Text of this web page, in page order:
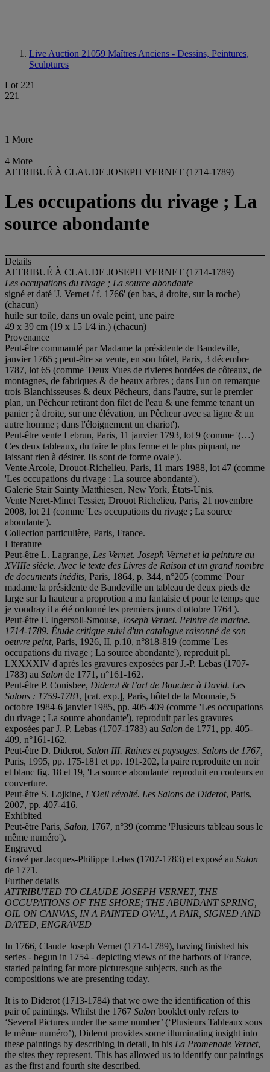
Live Auction 21059 Maîtres Anciens - Dessins, Peintures,
Sculptures
Lot 221
221
1 More
4 More
ATTRIBUÉ À CLAUDE JOSEPH VERNET (1714-1789)
Les occupations du rivage ; La
source abondante
Details
ATTRIBUÉ À CLAUDE JOSEPH VERNET (1714-1789)
Les occupations du rivage ; La source abondante
signé et daté 'J. Vernet / f. 1766' (en bas, à droite, sur la roche)
(chacun)
huile sur toile, dans un ovale peint, une paire
49 x 39 cm (19 x 15 1⁄4 in.) (chacun)
Provenance
Peut-être commandé par Madame la présidente de Bandeville,
janvier 1765 ; peut-être sa vente, en son hôtel, Paris, 3 décembre
1787, lot 65 (comme 'Deux Vues de rivieres bordées de côteaux, de
montagnes, de fabriques & de beaux arbres ; dans l'un on remarque
trois Blanchisseuses & deux Pêcheurs, dans l'autre, sur le premier
plan, un Pêcheur retirant don filet de l'eau & une femme tenant un
panier ; à droite, sur une élévation, un Pêcheur avec sa ligne & un
autre homme ; dans l'éloignement un chariot').
Peut-être vente Lebrun, Paris, 11 janvier 1793, lot 9 (comme '(…)
Ces deux tableaux, du faire le plus ferme et le plus piquant, ne
laissant rien à désirer. Ils sont de forme ovale').
Vente Arcole, Drouot-Richelieu, Paris, 11 mars 1988, lot 47 (comme
'Les occupations du rivage ; La source abondante').
Galerie Stair Sainty Matthiesen, New York, États-Unis.
Vente Neret-Minet Tessier, Drouot Richelieu, Paris, 21 novembre
2008, lot 21 (comme 'Les occupations du rivage ; La source
abondante').
Collection particulière, Paris, France.
Literature
Peut-être L. Lagrange, Les Vernet. Joseph Vernet et la peinture au
XVIIIe siècle. Avec le texte des Livres de Raison et un grand nombre
de documents inédits, Paris, 1864, p. 344, n°205 (comme 'Pour
madame la présidente de Bandeville un tableau de deux pieds de
large sur la hauteur a proprotion a ma fantaisie et pour le temps que
je voudray il a été ordonné les premiers jours d'ottobre 1764').
Peut-être F. Ingersoll-Smouse, Joseph Vernet. Peintre de marine.
1714-1789. Étude critique suivi d'un catalogue raisonné de son
oeuvre peint, Paris, 1926, II, p.10, n°818-819 (comme 'Les
occupations du rivage ; La source abondante'), reproduit pl.
LXXXXIV d'après les gravures exposées par J.-P. Lebas (1707-
1783) au Salon de 1771, n°161-162.
Peut-être P. Conisbee, Diderot & l’art de Boucher à David. Les
Salons : 1759-1781, [cat. exp.], Paris, hôtel de la Monnaie, 5
octobre 1984-6 janvier 1985, pp. 405-409 (comme 'Les occupations
du rivage ; La source abondante'), reproduit par les gravures
exposées par J.-P. Lebas (1707-1783) au Salon de 1771, pp. 405-
409, n°161-162.
Peut-être D. Diderot, Salon III. Ruines et paysages. Salons de 1767,
Paris, 1995, pp. 175-181 et pp. 191-202, la paire reproduite en noir
et blanc fig. 18 et 19, 'La source abondante' reproduit en couleurs en
couverture.
Peut-être S. Lojkine, L'Oeil révolté. Les Salons de Diderot, Paris,
2007, pp. 407-416.
Exhibited
Peut-être Paris, Salon, 1767, n°39 (comme 'Plusieurs tableau sous le
même numéro').
Engraved
Gravé par Jacques-Philippe Lebas (1707-1783) et exposé au Salon
de 1771.
Further details
ATTRIBUTED TO CLAUDE JOSEPH VERNET, THE
OCCUPATIONS OF THE SHORE; THE ABUNDANT SPRING,
OIL ON CANVAS, IN A PAINTED OVAL, A PAIR, SIGNED AND
DATED, ENGRAVED
In 1766, Claude Joseph Vernet (1714-1789), having finished his
series - begun in 1754 - depicting views of the harbors of France,
started painting far more picturesque subjects, such as the
compositions we are presenting today.
It is to Diderot (1713-1784) that we owe the identification of this
pair of paintings. Whilst the 1767 Salon booklet only refers to
‘Several Pictures under the same number’ (‘Plusieurs Tableaux sous
le même numéro’), Diderot provides some illuminating insight into
these paintings by describing in detail, in his La Promenade Vernet,
the sites they represent. This has allowed us to identify our paintings
as the first and fourth site described.